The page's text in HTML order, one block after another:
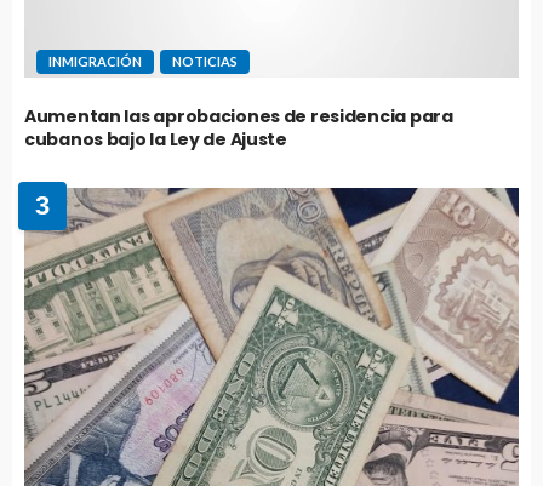
INMIGRACIÓN NOTICIAS
Aumentan las aprobaciones de residencia para
cubanos bajo la Ley de Ajuste
3